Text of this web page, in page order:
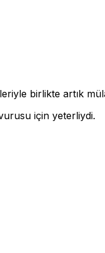
birlikte artık
için yeterliydi.